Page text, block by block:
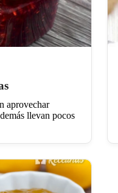
aprovechar
llevan pocos